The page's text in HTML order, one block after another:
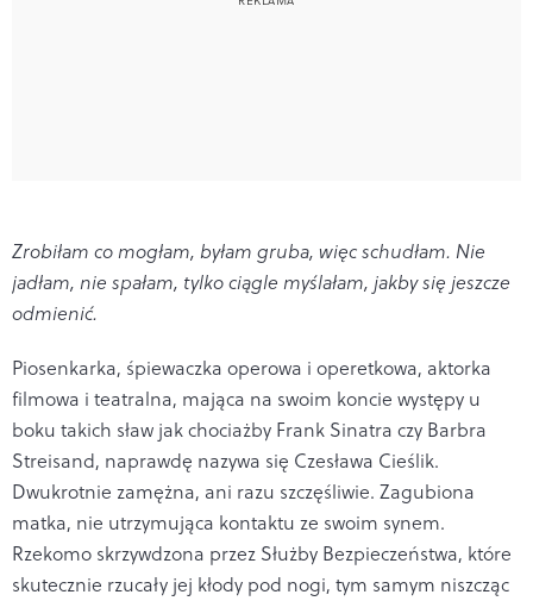
Zrobiłam co mogłam, byłam gruba, więc schudłam. Nie
jadłam, nie spałam, tylko ciągle myślałam, jakby się jeszcze
odmienić.
Piosenkarka, śpiewaczka operowa i operetkowa, aktorka
filmowa i teatralna, mająca na swoim koncie występy u
boku takich sław jak chociażby Frank Sinatra czy Barbra
Streisand, naprawdę nazywa się Czesława Cieślik.
Dwukrotnie zamężna, ani razu szczęśliwie. Zagubiona
matka, nie utrzymująca kontaktu ze swoim synem.
Rzekomo skrzywdzona przez Służby Bezpieczeństwa, które
skutecznie rzucały jej kłody pod nogi, tym samym niszcząc